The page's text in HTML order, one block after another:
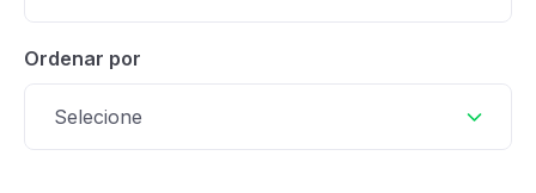
Ordenar por
Selecione